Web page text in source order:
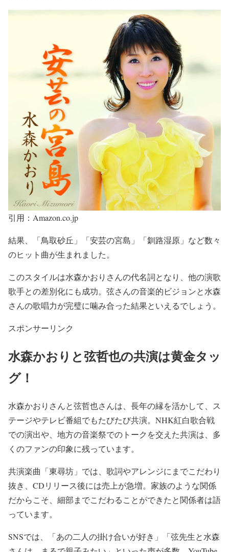
引用：Amazon.co.jp
結果、 「鳥取砂丘」「安芸の宮島」「釧路湿原」 など数々
のヒット曲が生まれました。
このスタイルは水森かおりさんの代名詞となり、 他の演歌
歌手との差別化にも成功。弦さんの音楽的ビジョンと水森
さんの歌唱力が完璧に噛み合った結果といえるでしょう。
スポンサーリンク
水森かおりと弦哲也の共演は黄金タッ
グ！
水森かおりさんと弦哲也さんは、長年の縁を活かして、ス
テージやテレビ番組でもたびたび共演。NHK紅白歌合戦
での演出や、地方の音楽祭でのトークを交えた共演は、多
くのファンの印象に残っています。
共演楽曲「東尋坊」では、歌詞やアレンジにまでこだわり
抜き、 CDリリース後には売上が急増。 家族のような関係
だからこそ、細部までこだわることができたと関係者は語
っています。
SNSでは、「あの二人の掛け合いが好き」
「弦先生と水森